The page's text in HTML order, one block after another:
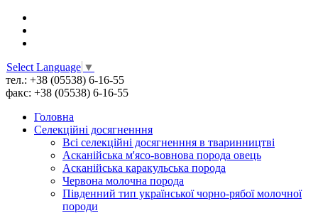
Select Language ▼
тел.: +38 (05538) 6-16-55
факс: +38 (05538) 6-16-55
Головна
Селекційні досягненння
Всі cелекційні досягненння в тваринництві
Асканійська м'ясо-вовнова порода овець
Асканійська каракульська порода
Червона молочна порода
Південний тип української чорно-рябої молочної
породи